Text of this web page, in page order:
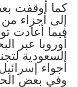
كما أوقفت
إلى أجزاء
فيما أعادت
أوروبا عبر
السعودية
أجواء
وفي بعض